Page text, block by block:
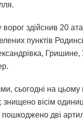
здійснив 20
пунктів
сьогодні на цьому
вісім
пошкоджено дві